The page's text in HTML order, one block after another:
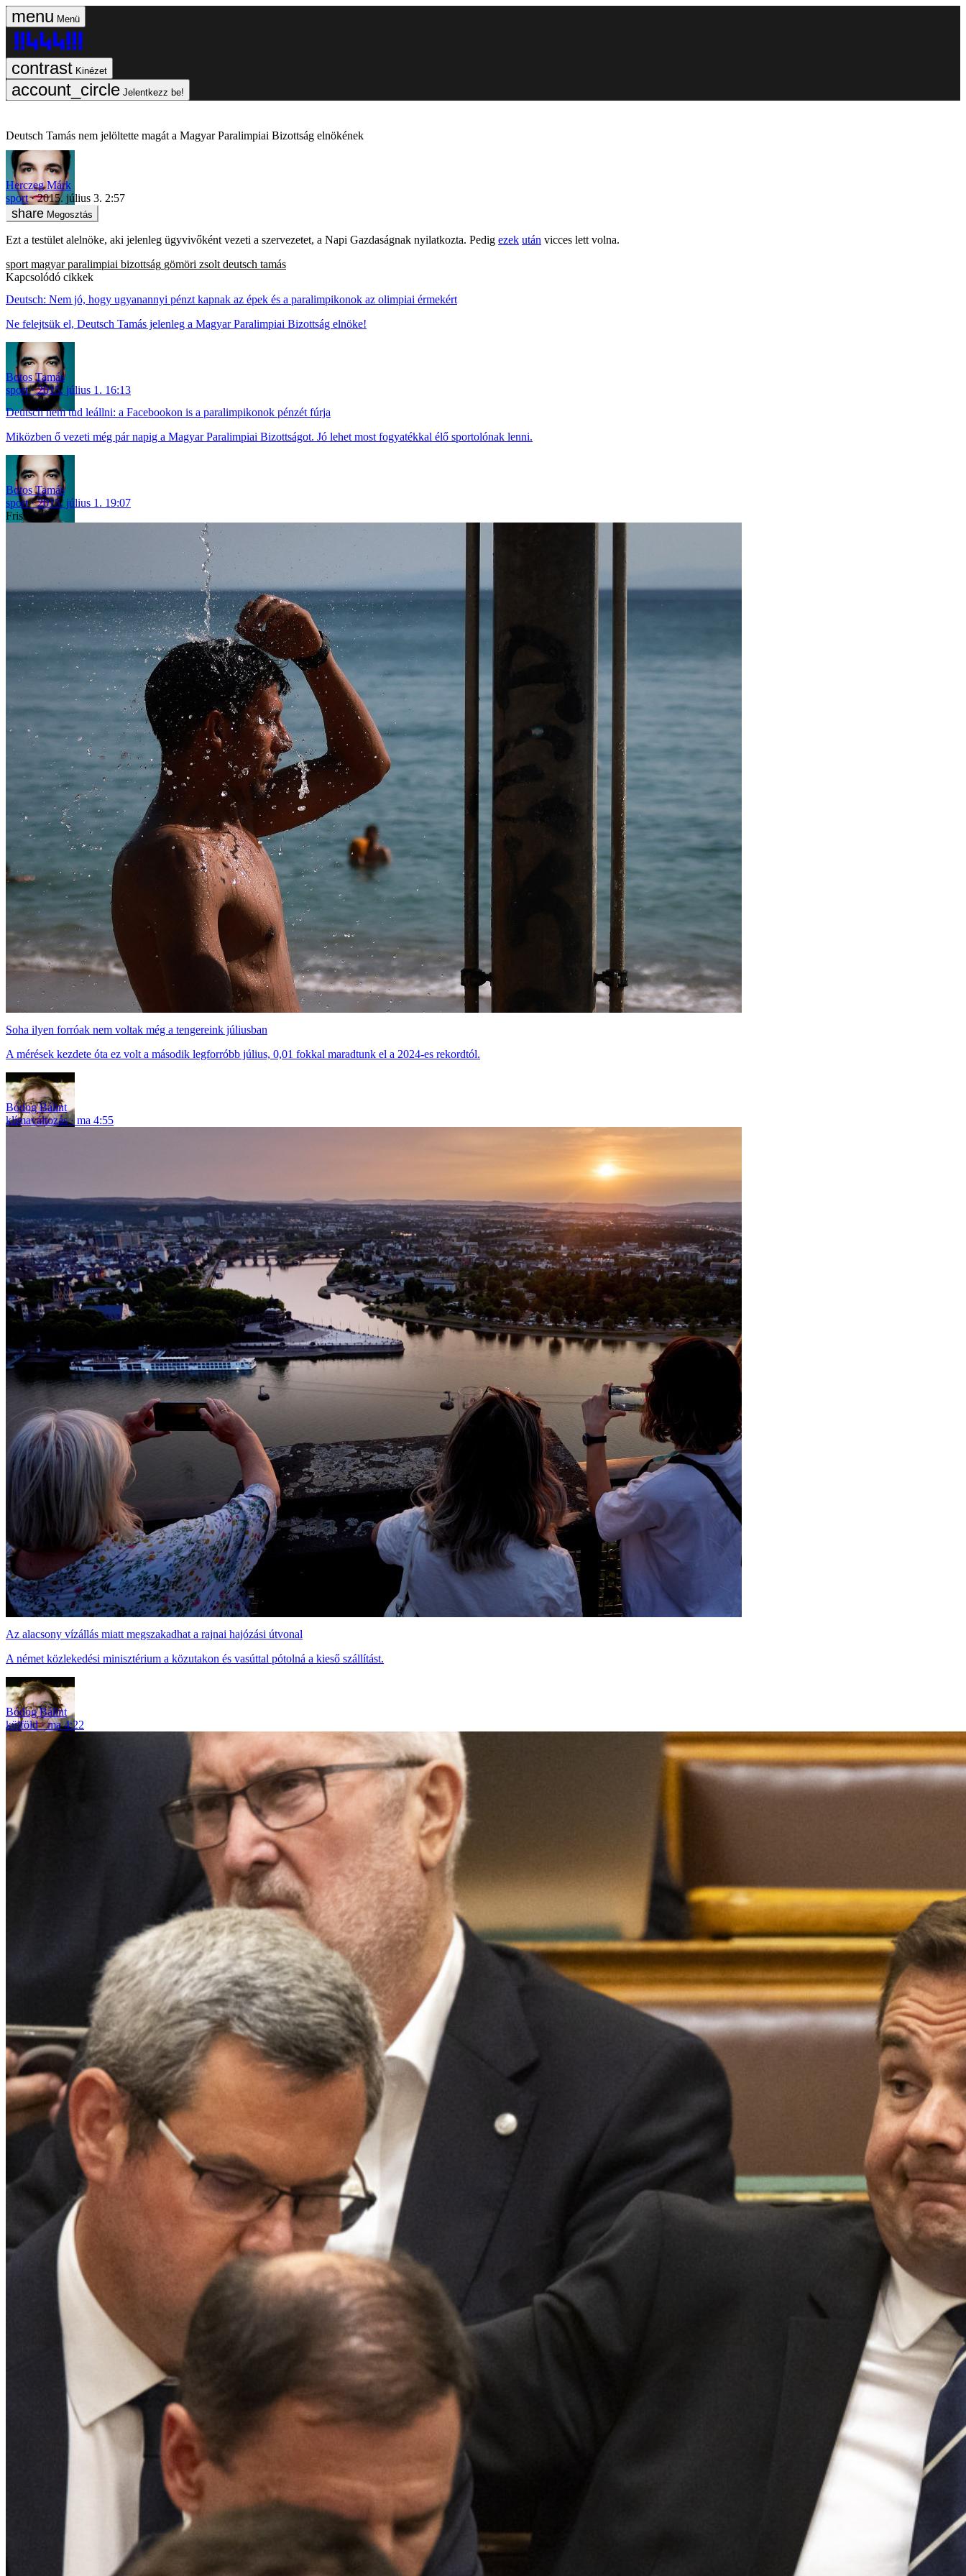
Menü
Kinézet
Jelentkezz be!
Deutsch Tamás nem jelöltette magát a Magyar Paralimpiai Bizottság elnökének
Herczeg Márk
sport
2015. július 3. 2:57
Megosztás
Ezt a testület alelnöke, aki jelenleg ügyvivőként vezeti a szervezetet, a Napi Gazdaságnak nyilatkozta. Pedig ezek után vicces lett volna.
sport magyar paralimpiai bizottság gömöri zsolt deutsch tamás
Kapcsolódó cikkek
Deutsch: Nem jó, hogy ugyanannyi pénzt kapnak az épek és a paralimpikonok az olimpiai érmekért
Ne felejtsük el, Deutsch Tamás jelenleg a Magyar Paralimpiai Bizottság elnöke!
Botos Tamás
sport
2015. július 1. 16:13
Deutsch nem tud leállni: a Facebookon is a paralimpikonok pénzét fúrja
Miközben ő vezeti még pár napig a Magyar Paralimpiai Bizottságot. Jó lehet most fogyatékkal élő sportolónak lenni.
Botos Tamás
sport
2015. július 1. 19:07
Friss
Soha ilyen forróak nem voltak még a tengereink júliusban
A mérések kezdete óta ez volt a második legforróbb július, 0,01 fokkal maradtunk el a 2024-es rekordtól.
Bódog Bálint
klímaváltozás
ma 4:55
Az alacsony vízállás miatt megszakadhat a rajnai hajózási útvonal
A német közlekedési minisztérium a közutakon és vasúttal pótolná a kieső szállítást.
Bódog Bálint
külföld
ma 4:22